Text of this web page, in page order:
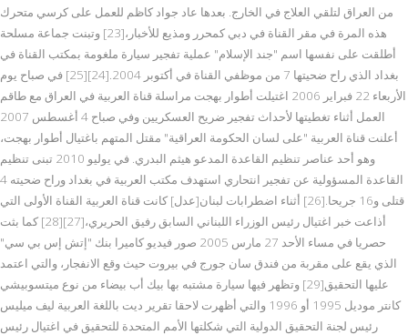
من العراق لتلقي العلاج في الخارج. بعدها عاد جواد كاظم للعمل على كرسي متحرك
هذه المرة في مقر القناة في دبي كمحرر ومذيع للأخبار،[23] وتبنت جماعة مسلحة
أطلقت على نفسها اسم "جند الإسلام" عملية تفجير سيارة ملغومة بمكتب القناة في
بغداد الذي راح ضحيتها 7 من موظفي القناة في أكتوبر 2004.[24][25] في صباح يوم
الأربعاء 22 فبراير 2006 اغتيلت أطوار بهجت مراسلة قناة العربية في العراق مع طاقم
العمل أثناء تغطيتها لأحداث تفجير ضريح العسكريين وفي صباح 4 أغسطس 2007
أعلنت قناة العربية "على لسان الحكومة العراقية" مقتل المتهم باغتيال أطوار بهجت،
وهو أحد عناصر تنظيم القاعدة المدعو هيثم البدري. في يوليو 2010 تبنى تنظيم
القاعدة المسؤولية عن تفجير انتحاري استهدف مكتب العربية في بغداد وراح ضحيته 4
قتلى و16 جريحا.[26] أثناء اضطرابات لبنان[عدل] كانت قناة العربية القناة الأولى التي
أذاعت خبر اغتيال رئيس الوزراء اللبناني السابق رفيق الحريري،[27][28] كما بثت
حصريا في مساء الأحد 27 مارس 2005 صور فيديو كاميرا بنك "إتش إس بي سي"
الذي يقع على مقربة من فندق سان جورج في بيروت حيث وقع الانفجار، والتي اعتمد
عليها التحقيق[29] وتظهر فيها سيارة مشتبه بها بيك أب بيضاء من نوع ميتسوبيشي
كانتر موديل 1995 أو 1996 والتي أظهرت لاحقا تقرير ديت باللغة العربية ليف ميليس
رئيس لجنة التحقيق الدولية التي شكلتها الأمم المتحدة للتحقيق في اغتيال رئيس